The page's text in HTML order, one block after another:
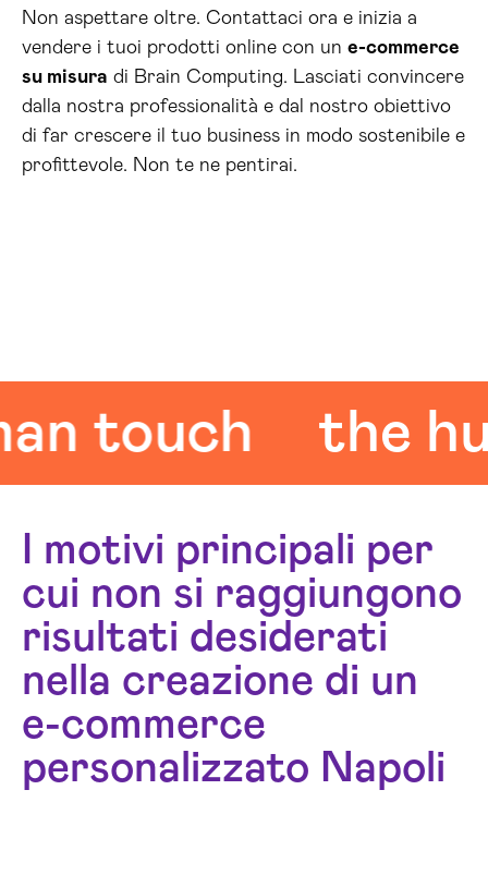
Non aspettare oltre. Contattaci ora e inizia a
vendere i tuoi prodotti online con un e-commerce
su misura di Brain Computing. Lasciati convincere
dalla nostra professionalità e dal nostro obiettivo
di far crescere il tuo business in modo sostenibile e
profittevole. Non te ne pentirai.
the
I motivi principali per
cui non si raggiungono
risultati desiderati
nella creazione di un
e-commerce
personalizzato Napoli